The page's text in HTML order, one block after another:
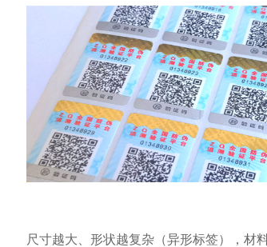
尺寸越大、形状越复杂（异形标签），材